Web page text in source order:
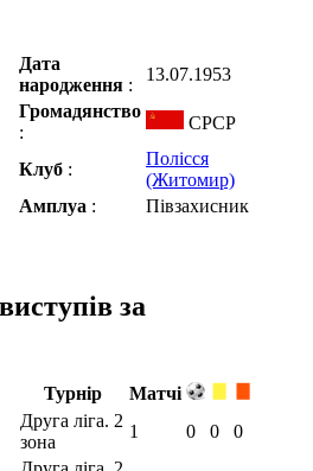
Дата
народження :
13.07.1953
Громадянство
:
СРСР
Клуб :
Полісся
(Житомир)
Амплуа : Півзахисник
за
Турнір
Матчі
Друга ліга. 2
зона
1 0 0 0